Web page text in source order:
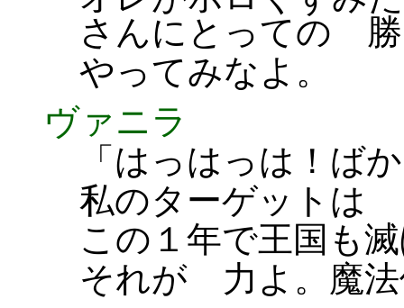
さんにとっての
やってみなよ。
ヴァニラ
「はっはっは！ば
私のターゲットは
この１年で王国も
それが 力よ。魔